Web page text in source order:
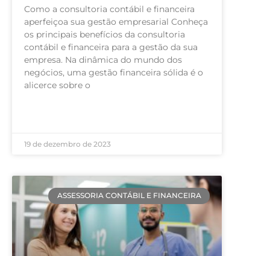
Como a consultoria contábil e financeira
aperfeiçoa sua gestão empresarial Conheça
os principais benefícios da consultoria
contábil e financeira para a gestão da sua
empresa. Na dinâmica do mundo dos
negócios, uma gestão financeira sólida é o
alicerce sobre o
19 de dezembro de 2023
ASSESSORIA CONTÁBIL E FINANCEIRA